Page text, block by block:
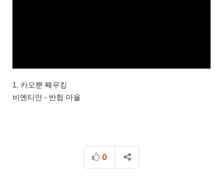
1. 카오뿐 째우킹
비엔티안 - 반험 마을
0